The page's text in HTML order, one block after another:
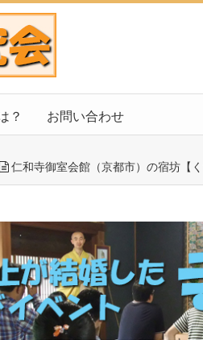
？ お問い合わせ
仁和寺御室会館（京都市）の宿坊【く